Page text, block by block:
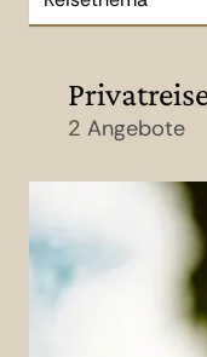
2 Angebote